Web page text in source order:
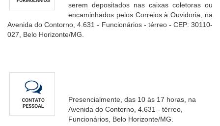
serem depositados nas caixas coletoras ou
encaminhados pelos Correios à Ouvidoria, na
Avenida do Contorno, 4.631 - Funcionários - térreo - CEP: 30110-
027, Belo Horizonte/MG.
Presencialmente, das 10 às 17 horas, na
Avenida do Contorno, 4.631 - térreo,
Funcionários, Belo Horizonte/MG.